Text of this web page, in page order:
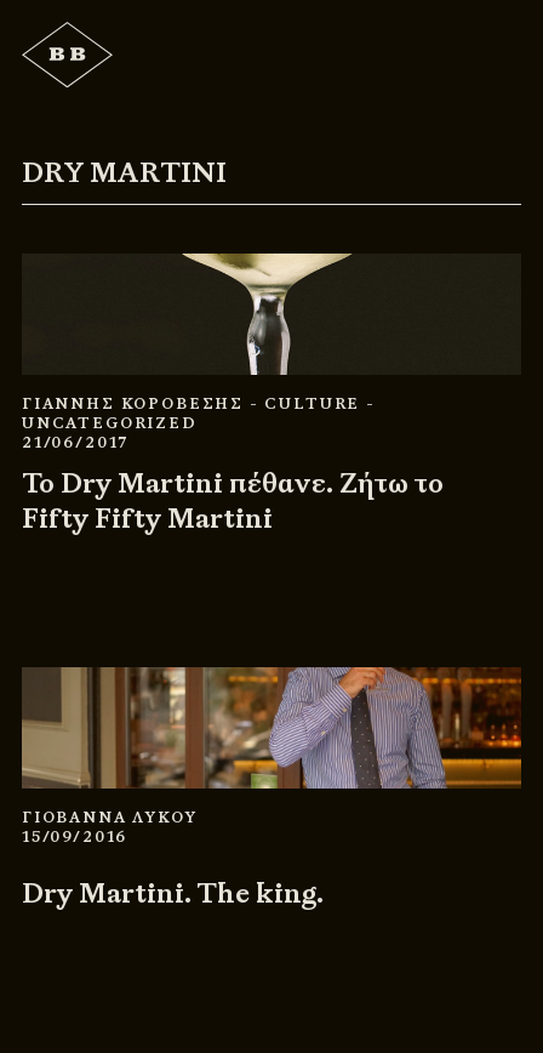
DRY MARTINI
ΓΙΑΝΝΗΣ ΚΟΡΟΒΕΣΗΣ - CULTURE -
UNCATEGORIZED
21/06/2017
Το Dry Martini πέθανε. Ζήτω το
Fifty Fifty Martini
ΓΙΟΒΑΝΝΑ ΛΥΚΟΥ
15/09/2016
Dry Martini. The king.